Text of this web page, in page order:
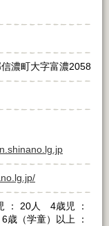
濃町大字富濃2058
： 20人 4歳児 ：
（学童）以上 ：